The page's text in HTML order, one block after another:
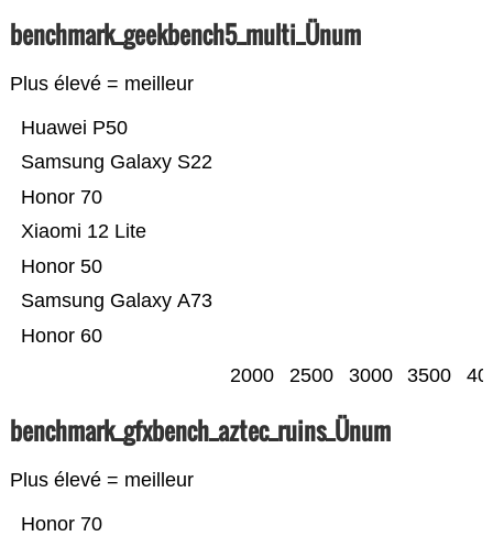
benchmark_geekbench5_multi_Ünum
Plus élevé = meilleur
Honor 60
Samsung Galaxy A73
Honor 50
Xiaomi 12 Lite
Honor 70
Samsung Galaxy S22
Huawei P50
2000 2500 3000 3500
benchmark_gfxbench_aztec_ruins_Ünum
Plus élevé = meilleur
Honor 70